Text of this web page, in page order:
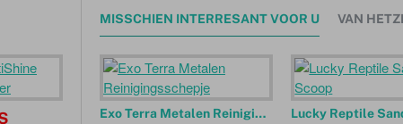
MISSCHIEN INTERRESANT VOOR U VAN
Exo Terra Metalen Reinigingsschepje Lucky Reptile